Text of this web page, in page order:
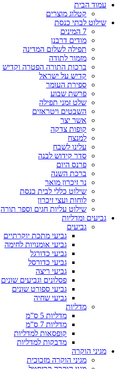
עמוד הבית
קטלוג מוצרים
שילוט לבתי כנסת
7 המינים
מודים דרבנן
תפילה לשלום המדינה
מזמור לתודה
ברכות התורה הפטרה וקדיש
קדיש על ישראל
ספירת העומר
פרשת שבוע
שלט זמני תפילה
השבטים ויטראזים
אשר יצר
קופות צדקה
למנצח
עלינו לשבח
סדר קידוש לבנה
פרנס היום
ברכת השנה
נר זיכרון מואר
שילוט כללי לבית כנסת
לוחות ועצי זיכרון
שילוט עליות חגים וספר תורה
גביעים ומדליות
גביעים
גביעי מתכת יוקרתיים
גביעי אומנויות לחימה
גביעי כדורגל
גביעי כדורסל
גביעי ריצה
פסלונים וגביעים שונים
גביעי ספורט שונים
גביעי שחיה
מדליות
מדליות 5 ס”מ
מדליות 7 ס”מ
קופסאות למדליות
מדבקות למדליות
מגיני הוקרה
מגיני הוקרה מזכוכית